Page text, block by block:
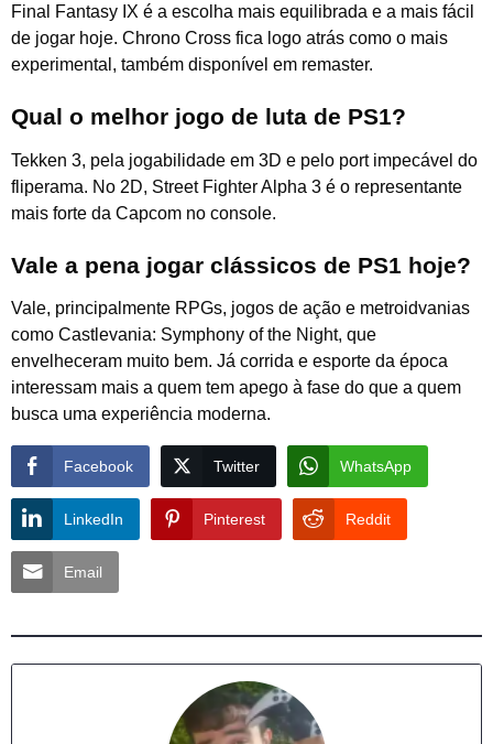
Final Fantasy IX é a escolha mais equilibrada e a mais fácil
de jogar hoje. Chrono Cross fica logo atrás como o mais
experimental, também disponível em remaster.
Qual o melhor jogo de luta de PS1?
Tekken 3, pela jogabilidade em 3D e pelo port impecável do
fliperama. No 2D, Street Fighter Alpha 3 é o representante
mais forte da Capcom no console.
Vale a pena jogar clássicos de PS1 hoje?
Vale, principalmente RPGs, jogos de ação e metroidvanias
como Castlevania: Symphony of the Night, que
envelheceram muito bem. Já corrida e esporte da época
interessam mais a quem tem apego à fase do que a quem
busca uma experiência moderna.
Facebook Twitter WhatsApp
LinkedIn Pinterest Reddit
Email